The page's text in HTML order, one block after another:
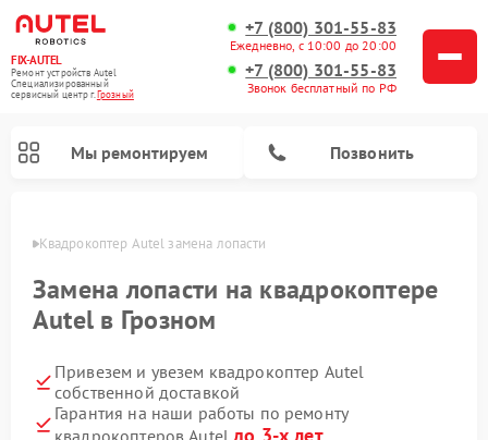
FIX-AUTEL
Ремонт устройств Autel
Специализированный
cервисный центр г.Грозный
+7 (800) 301-55-83
Ежедневно, с 10:00 до 20:00
+7 (800) 301-55-83
Звонок бесплатный по РФ
Мы ремонтируем Позвонить
Квадрокоптер Autel замена лопасти
Замена лопасти на квадрокоптере
Autel в Грозном
Привезем и увезем квадрокоптер Autel
собственной доставкой
Гарантия на наши работы по ремонту
квадрокоптеров Autel